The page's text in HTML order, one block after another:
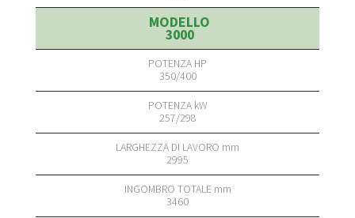
3000
350/400
257/298
2995
3460